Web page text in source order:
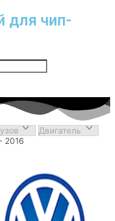
для чип-
2016